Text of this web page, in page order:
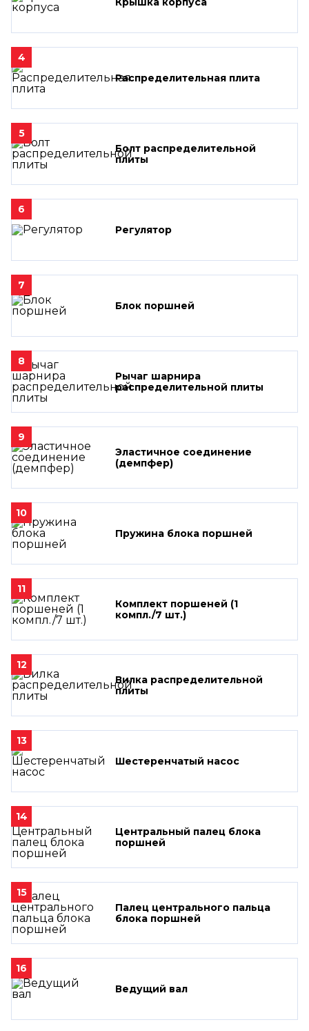
4
Распределительная плита
5
Болт распределительной
плиты
6
Регулятор
7
Блок поршней
8
Рычаг шарнира
распределительной плиты
9
Эластичное соединение
(демпфер)
10
Пружина блока поршней
11
Комплект поршеней (1
компл./7 шт.)
12
Вилка распределительной
плиты
13
Шестеренчатый насос
14
Центральный палец блока
поршней
15
Палец центрального пальца
блока поршней
16
Ведущий вал